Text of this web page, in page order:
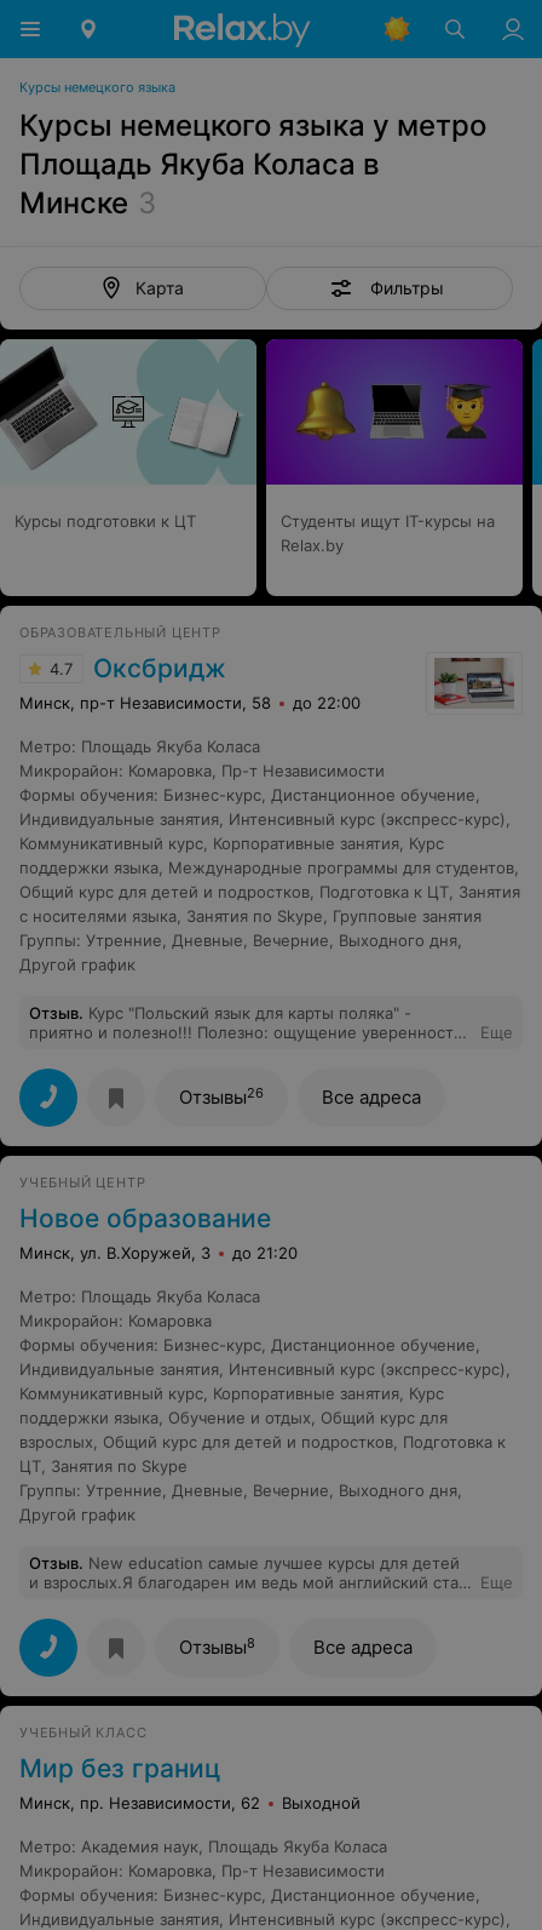
Курсы немецкого языка
Курсы немецкого языка у метро
Площадь Якуба Коласа в
Минске 3
Карта Фильтры
Курсы подготовки к ЦТ
Студенты ищут IT-курсы на
Relax.by
ОБРАЗОВАТЕЛЬНЫЙ ЦЕНТР
4.7 Оксбридж
Минск, пр-т Независимости, 58 до 22:00
Метро: Площадь Якуба Коласа
Микрорайон: Комаровка Пр-т Независимости
Формы обучения: Бизнес-курс Дистанционное обучение
Индивидуальные занятия Интенсивный курс (экспресс-курс)
Коммуникативный курс Корпоративные занятия Курс
поддержки языка Международные программы для студентов
Общий курс для детей и подростков Подготовка к ЦТ Занятия
с носителями языка Занятия по Skype
Групповые занятия
Группы: Утренние Дневные Вечерние Выходного дня
Другой график
Отзыв. Курс "Польский язык для карты поляка" -
приятно и полезно!!! Полезно: ощущение уверенности
(разговорный язык + вся необходимая информация).
Приятно: обучение проходит интересно и в приятной
дружеской атмосфере. Большое спасибо Алле!!!
Польский язык стал для меня хобби, планирую
заниматься и дальше.
Еще
Отзывы26 Все адреса
УЧЕБНЫЙ ЦЕНТР
Новое образование
Минск, ул. В.Хоружей, 3 до 21:20
Метро: Площадь Якуба Коласа
Микрорайон: Комаровка
Формы обучения: Бизнес-курс Дистанционное обучение
Индивидуальные занятия Интенсивный курс (экспресс-курс)
Коммуникативный курс Корпоративные занятия Курс
поддержки языка Обучение и отдых
Общий курс для
взрослых
Общий курс для детей и подростков Подготовка к
ЦТ Занятия по Skype
Группы: Утренние Дневные Вечерние Выходного дня
Другой график
Отзыв. New education самые лучшее курсы для детей
и взрослых.Я благодарен им ведь мой английский стал
Еще
Отзывы8 Все адреса
УЧЕБНЫЙ КЛАСС
Мир без границ
Минск, пр. Независимости, 62 Выходной
Метро: Академия наук Площадь Якуба Коласа
Микрорайон: Комаровка Пр-т Независимости
Формы обучения: Бизнес-курс Дистанционное обучение
Индивидуальные занятия Интенсивный курс (экспресс-курс)